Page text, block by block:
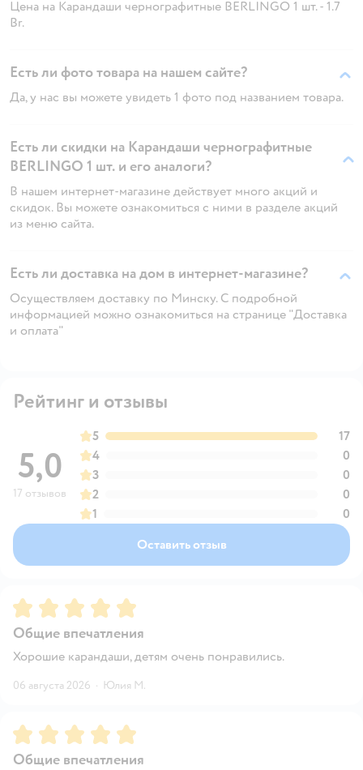
Цена на Карандаши чернографитные BERLINGO 1 шт. - 1.7
Br.
Есть ли фото товара на нашем сайте?
Да, у нас вы можете увидеть 1 фото под названием товара.
Есть ли скидки на Карандаши чернографитные
BERLINGO 1 шт. и его аналоги?
В нашем интернет-магазине действует много акций и
скидок. Вы можете ознакомиться с ними в разделе акций
из меню сайта.
Есть ли доставка на дом в интернет-магазине?
Осуществляем доставку по Минску. С подробной
информацией можно ознакомиться на странице "Доставка
и оплата"
Рейтинг и отзывы
5,0
17 отзывов
5
17
4
0
3
0
2
0
1
0
Оставить отзыв
Рейтинг:5
Общие впечатления
Хорошие карандаши, детям очень понравились.
06 августа 2026 · Юлия М.
Рейтинг:5
Общие впечатления